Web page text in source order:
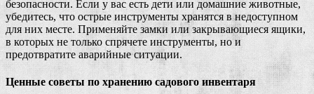
безопасности. Если у вас есть дети или домашние животные,
убедитесь, что острые инструменты хранятся в недоступном
для них месте. Применяйте замки или закрывающиеся ящики,
в которых не только спрячете инструменты, но и
предотвратите аварийные ситуации.
Ценные советы по хранению садового инвентаря